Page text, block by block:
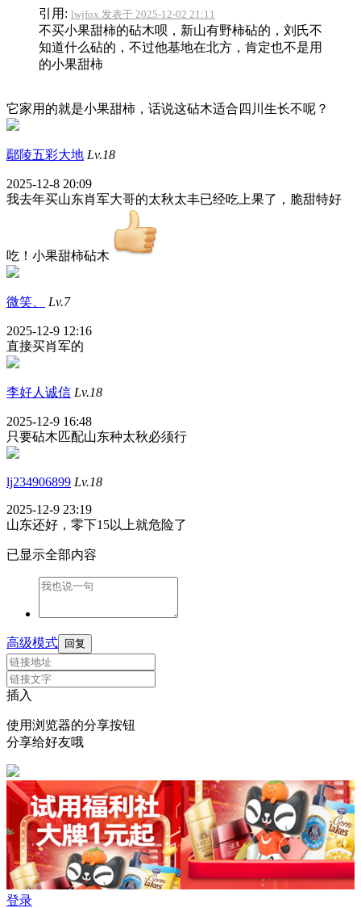
引用: lwjfox 发表于 2025-12-02 21:11
不买小果甜柿的砧木呗，新山有野柿砧的，刘氏不
知道什么砧的，不过他基地在北方，肯定也不是用
的小果甜柿
它家用的就是小果甜柿，话说这砧木适合四川生长不呢？
鄢陵五彩大地 Lv.18
2025-12-8 20:09
我去年买山东肖军大哥的太秋太丰已经吃上果了，脆甜特好
吃！小果甜柿砧木
微笑、 Lv.7
2025-12-9 12:16
直接买肖军的
李好人诚信 Lv.18
2025-12-9 16:48
只要砧木匹配山东种太秋必须行
lj234906899 Lv.18
2025-12-9 23:19
山东还好，零下15以上就危险了
已显示全部内容
高级模式 回复
插入
使用浏览器的分享按钮
分享给好友哦
登录